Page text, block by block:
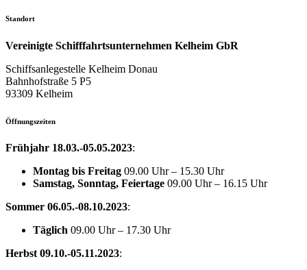
Standort
Vereinigte Schifffahrtsunternehmen Kelheim GbR
Schiffsanlegestelle Kelheim Donau
Bahnhofstraße 5 P5
93309 Kelheim
Öffnungszeiten
Frühjahr 18.03.-05.05.2023:
Montag bis Freitag 09.00 Uhr – 15.30 Uhr
Samstag, Sonntag, Feiertage 09.00 Uhr – 16.15 Uhr
Sommer 06.05.-08.10.2023:
Täglich 09.00 Uhr – 17.30 Uhr
Herbst 09.10.-05.11.2023: